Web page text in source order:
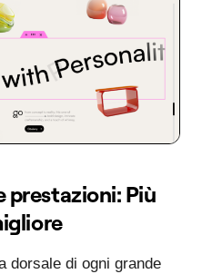
Più
dorsale di ogni grande